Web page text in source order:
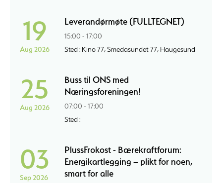
19
Aug 2026
Leverandørmøte (FULLTEGNET)
15:00 - 17:00
Sted : Kino 77, Smedasundet 77, Haugesund
25
Aug 2026
Buss til ONS med
Næringsforeningen!
07:00 - 17:00
Sted :
03
Sep 2026
PlussFrokost - Bærekraftforum:
Energikartlegging – plikt for noen,
smart for alle